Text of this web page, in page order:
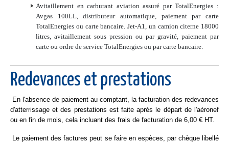
Avitaillement en carburant aviation assuré par TotalEnergies :
Avgas 100LL, distributeur automatique, paiement par carte
TotalEnergies ou carte bancaire. Jet-A1, un camion citerne 18000
litres, avitaillement sous pression ou par gravité, paiement par
carte ou ordre de service TotalEnergies ou par carte bancaire.
Redevances et prestations
En l'absence de paiement au comptant, la facturation des redevances
d'atterrissage et des prestations est faite après le départ de l'aéronef
ou en fin de mois, cela incluant des frais de facturation de 6,00 € HT.
Le paiement des factures peut se faire en espèces, par chèque libellé